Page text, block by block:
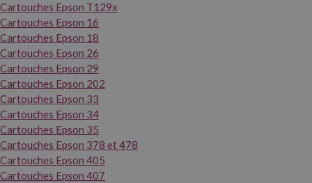
Cartouches Epson T129x
Cartouches Epson 16
Cartouches Epson 18
Cartouches Epson 26
Cartouches Epson 29
Cartouches Epson 202
Cartouches Epson 33
Cartouches Epson 34
Cartouches Epson 35
Cartouches Epson 378 et 478
Cartouches Epson 405
Cartouches Epson 407